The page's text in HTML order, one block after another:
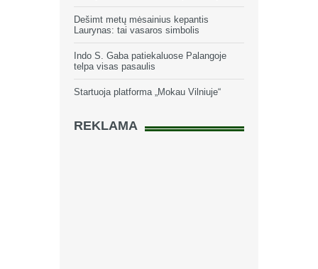
Dešimt metų mėsainius kepantis
Laurynas: tai vasaros simbolis
Indo S. Gaba patiekaluose Palangoje
telpa visas pasaulis
Startuoja platforma „Mokau Vilniuje“
REKLAMA